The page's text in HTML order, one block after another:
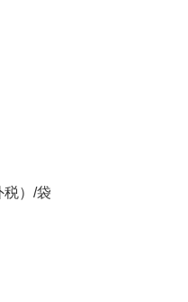
）/袋